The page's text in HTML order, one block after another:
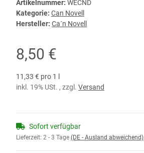
Artikelnummer: WECND
Kategorie: Can Novell
Hersteller: Ca´n Novell
8,50 €
11,33 € pro 1 l
inkl. 19% USt. , zzgl. Versand
Sofort verfügbar
Lieferzeit: 2 - 3 Tage (DE - Ausland abweichend)